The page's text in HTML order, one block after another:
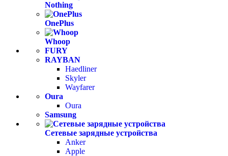
Nothing
OnePlus
Whoop
FURY
RAYBAN
Haedliner
Skyler
Wayfarer
Oura
Oura
Samsung
Сетевые зарядные устройства
Anker
Apple